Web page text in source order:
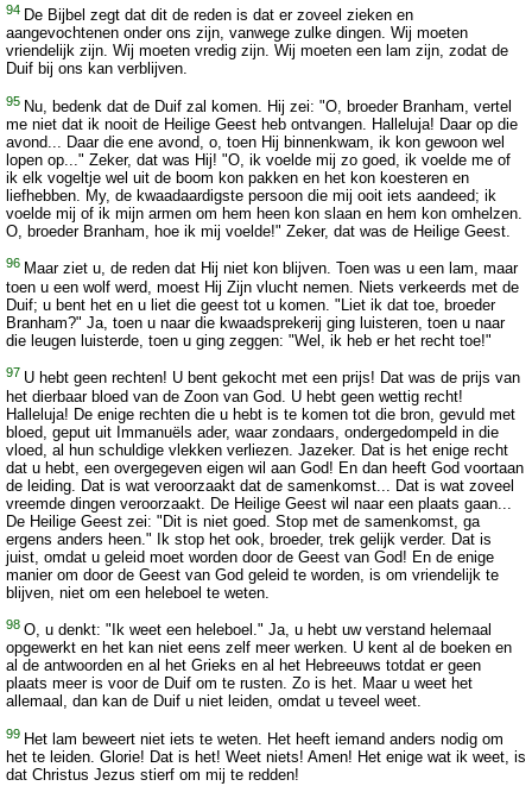
94 De Bijbel zegt dat dit de reden is dat er zoveel zieken en
aangevochtenen onder ons zijn, vanwege zulke dingen. Wij moeten
vriendelijk zijn. Wij moeten vredig zijn. Wij moeten een lam zijn, zodat de
Duif bij ons kan verblijven.
95 Nu, bedenk dat de Duif zal komen. Hij zei: "O, broeder Branham, vertel
me niet dat ik nooit de Heilige Geest heb ontvangen. Halleluja! Daar op die
avond... Daar die ene avond, o, toen Hij binnenkwam, ik kon gewoon wel
lopen op..." Zeker, dat was Hij! "O, ik voelde mij zo goed, ik voelde me of
ik elk vogeltje wel uit de boom kon pakken en het kon koesteren en
liefhebben. My, de kwaadaardigste persoon die mij ooit iets aandeed; ik
voelde mij of ik mijn armen om hem heen kon slaan en hem kon omhelzen.
O, broeder Branham, hoe ik mij voelde!" Zeker, dat was de Heilige Geest.
96 Maar ziet u, de reden dat Hij niet kon blijven. Toen was u een lam, maar
toen u een wolf werd, moest Hij Zijn vlucht nemen. Niets verkeerds met de
Duif; u bent het en u liet die geest tot u komen. "Liet ik dat toe, broeder
Branham?" Ja, toen u naar die kwaadsprekerij ging luisteren, toen u naar
die leugen luisterde, toen u ging zeggen: "Wel, ik heb er het recht toe!"
97 U hebt geen rechten! U bent gekocht met een prijs! Dat was de prijs van
het dierbaar bloed van de Zoon van God. U hebt geen wettig recht!
Halleluja! De enige rechten die u hebt is te komen tot die bron, gevuld met
bloed, geput uit Immanuëls ader, waar zondaars, ondergedompeld in die
vloed, al hun schuldige vlekken verliezen. Jazeker. Dat is het enige recht
dat u hebt, een overgegeven eigen wil aan God! En dan heeft God voortaan
de leiding. Dat is wat veroorzaakt dat de samenkomst... Dat is wat zoveel
vreemde dingen veroorzaakt. De Heilige Geest wil naar een plaats gaan...
De Heilige Geest zei: "Dit is niet goed. Stop met de samenkomst, ga
ergens anders heen." Ik stop het ook, broeder, trek gelijk verder. Dat is
juist, omdat u geleid moet worden door de Geest van God! En de enige
manier om door de Geest van God geleid te worden, is om vriendelijk te
blijven, niet om een heleboel te weten.
98 O, u denkt: "Ik weet een heleboel." Ja, u hebt uw verstand helemaal
opgewerkt en het kan niet eens zelf meer werken. U kent al de boeken en
al de antwoorden en al het Grieks en al het Hebreeuws totdat er geen
plaats meer is voor de Duif om te rusten. Zo is het. Maar u weet het
allemaal, dan kan de Duif u niet leiden, omdat u teveel weet.
99 Het lam beweert niet iets te weten. Het heeft iemand anders nodig om
het te leiden. Glorie! Dat is het! Weet niets! Amen! Het enige wat ik weet, is
dat Christus Jezus stierf om mij te redden!